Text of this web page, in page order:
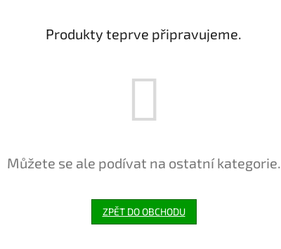
Produkty teprve připravujeme.
Můžete se ale podívat na ostatní kategorie.
ZPĚT DO OBCHODU